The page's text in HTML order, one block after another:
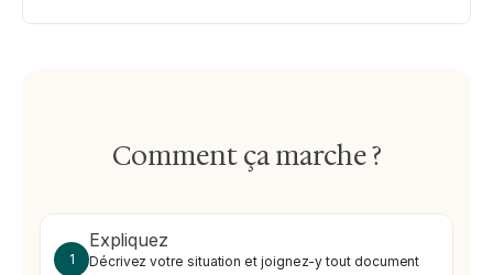
Comment ça marche ?
1
Expliquez
Décrivez votre situation et joignez-y tout document